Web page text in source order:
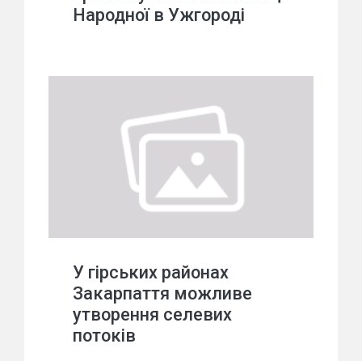
Народної в Ужгороді
У гірських районах
Закарпаття можливе
утворення селевих
потоків